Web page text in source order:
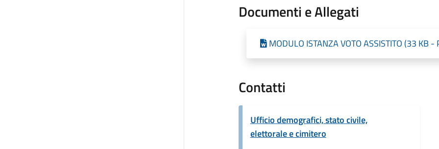
Documenti e Allegati
MODULO ISTANZA VOTO ASSISTITO (33
Contatti
Ufficio demografici, stato civile,
elettorale e cimitero